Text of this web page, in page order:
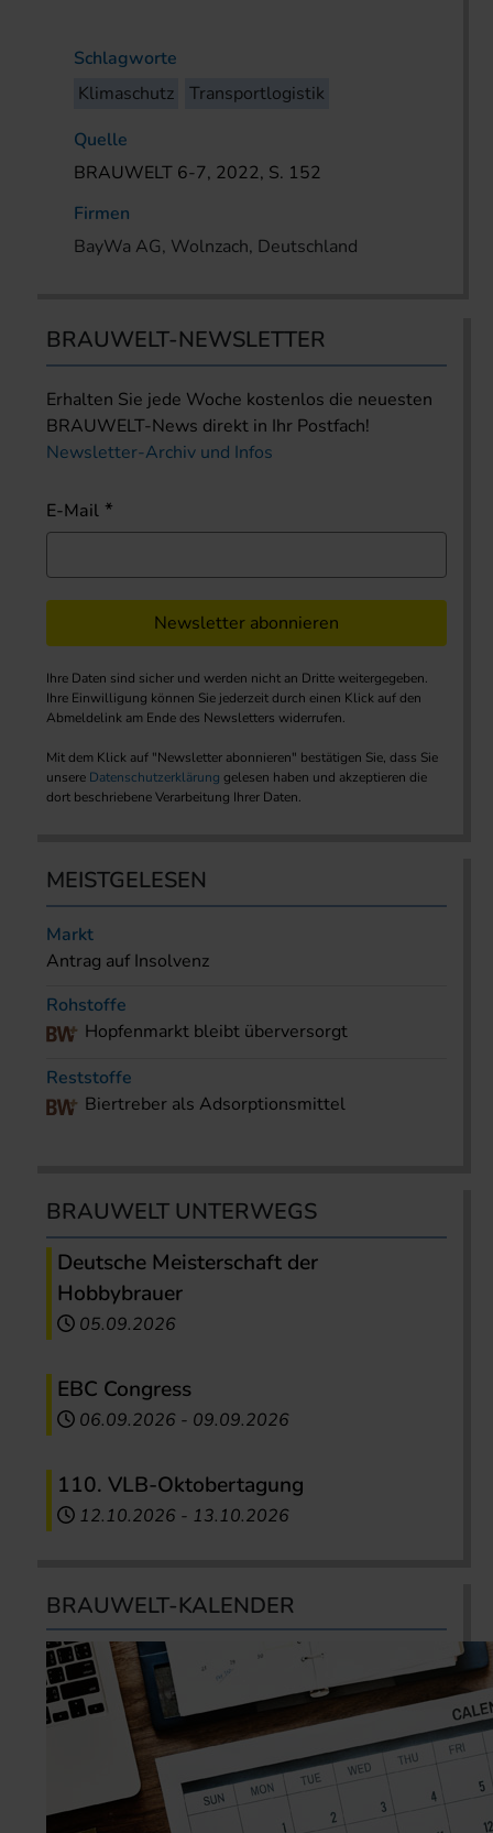
Schlagworte
Klimaschutz
Transportlogistik
Quelle
BRAUWELT 6-7, 2022, S. 152
Firmen
BayWa AG, Wolnzach, Deutschland
BRAUWELT-NEWSLETTER
Erhalten Sie jede Woche kostenlos die neuesten
BRAUWELT-News direkt in Ihr Postfach!
Newsletter-Archiv und Infos
E-Mail
Newsletter abonnieren
Ihre Daten sind sicher und werden nicht an Dritte weitergegeben.
Ihre Einwilligung können Sie jederzeit durch einen Klick auf den
Abmeldelink am Ende des Newsletters widerrufen.
Mit dem Klick auf "Newsletter abonnieren" bestätigen Sie, dass Sie
unsere Datenschutzerklärung gelesen haben und akzeptieren die
dort beschriebene Verarbeitung Ihrer Daten.
MEISTGELESEN
Markt
Antrag auf Insolvenz
Rohstoffe
Hopfenmarkt bleibt überversorgt
Reststoffe
Biertreber als Adsorptionsmittel
BRAUWELT UNTERWEGS
Deutsche Meisterschaft der
Hobbybrauer
05.09.2026
EBC Congress
06.09.2026 - 09.09.2026
110. VLB-Oktobertagung
12.10.2026 - 13.10.2026
BRAUWELT-KALENDER